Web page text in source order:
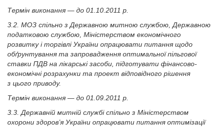
Термін виконання — до 01.10.2011 р.
3.2. МОЗ спільно з Державною митною службою, Державною
податковою службою, Міністерством економічного
розвитку і торгівлі України опрацювати питання щодо
обґрунтування та запровадження оптимальної пільгової
ставки ПДВ на лікарські засоби, підготувати фінансово-
економічні розрахунки та проект відповідного рішення
з цього приводу.
Термін виконання — до 01.09.2011 р.
3.3. Державній митній службі спільно з Міністерством
охорони здоров’я України опрацювати питання оптимізації